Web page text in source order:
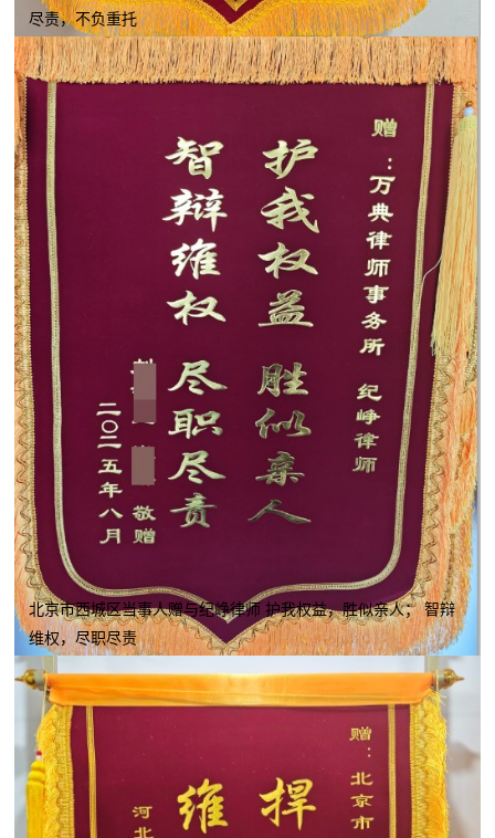
尽责，不负重托
北京市西城区当事人赠与纪峥律师 护我权益，胜似亲人； 智辩
维权，尽职尽责